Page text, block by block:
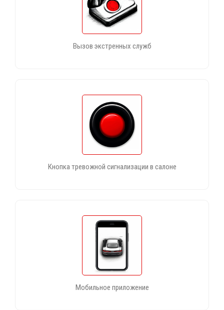
Вызов экстренных служб
Кнопка тревожной сигнализации в салоне
Мобильное приложение